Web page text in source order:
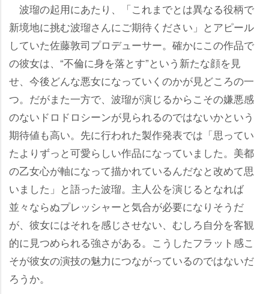
波瑠の起用にあたり、「これまでとは異なる役柄で
新境地に挑む波瑠さんにご期待ください」とアピール
していた佐藤敦司プロデューサー。確かにこの作品で
の彼女は、“不倫に身を落とす”という新たな顔を見
せ、今後どんな悪女になっていくのかが見どころの一
つ。だがまた一方で、波瑠が演じるからこその嫌悪感
のないドロドロシーンが見られるのではないかという
期待値も高い。先に行われた製作発表では「思ってい
たよりずっと可愛らしい作品になっていました。美都
の乙女心が軸になって描かれているんだなと改めて思
いました」と語った波瑠。主人公を演じるとなれば
並々ならぬプレッシャーと気合が必要になりそうだ
が、彼女にはそれを感じさせない、むしろ自分を客観
的に見つめられる強さがある。こうしたフラット感こ
そが彼女の演技の魅力につながっているのではないだ
ろうか。